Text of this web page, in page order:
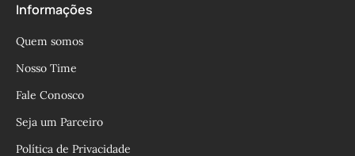
Informações
Quem somos
Nosso Time
Fale Conosco
Seja um Parceiro
Política de Privacidade